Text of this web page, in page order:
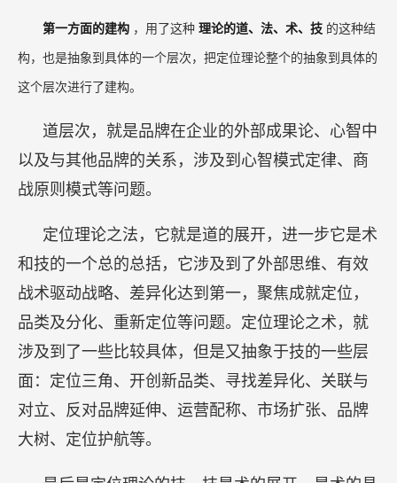
第一方面的建构 ，用了这种 理论的道、法、术、技 的这种结
构，也是抽象到具体的一个层次，把定位理论整个的抽象到具体的
这个层次进行了建构。
道层次，就是品牌在企业的外部成果论、心智中
以及与其他品牌的关系，涉及到心智模式定律、商
战原则模式等问题。
定位理论之法，它就是道的展开，进一步它是术
和技的一个总的总括，它涉及到了外部思维、有效
战术驱动战略、差异化达到第一，聚焦成就定位，
品类及分化、重新定位等问题。定位理论之术，就
涉及到了一些比较具体，但是又抽象于技的一些层
面：定位三角、开创新品类、寻找差异化、关联与
对立、反对品牌延伸、运营配称、市场扩张、品牌
大树、定位护航等。